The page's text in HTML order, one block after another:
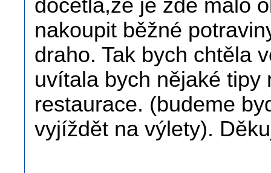
dočetla,že je zde málo
nakoupit běžné
draho. Tak bych chtěla
uvítala bych nějaké tipy
restaurace. (budeme
vyjíždět na výlety).